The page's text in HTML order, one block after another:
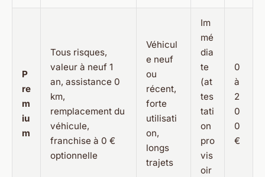
P
re
m
iu
m
Tous risques,
valeur à neuf 1
an, assistance 0
km,
remplacement du
véhicule,
franchise à 0 €
optionnelle
Véhicul
e neuf
ou
récent,
forte
utilisati
on,
longs
trajets
Im
mé
dia
te
(at
tes
tati
on
pro
vis
oir
0
à
2
0
0
€